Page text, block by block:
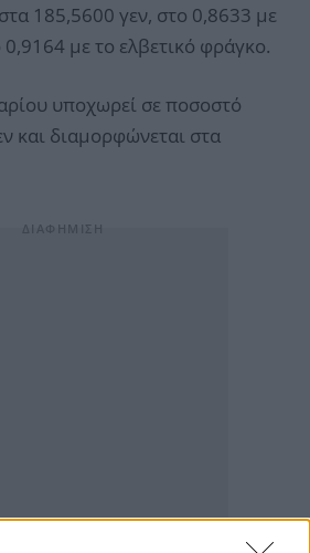
185,5600 γεν, στο 0,8633 με
0,9164 με το ελβετικό φράγκο.
υποχωρεί σε ποσοστό
και διαμορφώνεται στα